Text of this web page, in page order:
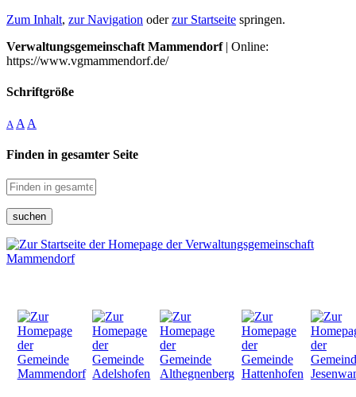
Zum Inhalt, zur Navigation oderzur Startseite springen.
Verwaltungsgemeinschaft Mammendorf| Online:
https://www.vgmammendorf.de/
Schriftgröße
A A A
Finden in gesamter Seite
suchen